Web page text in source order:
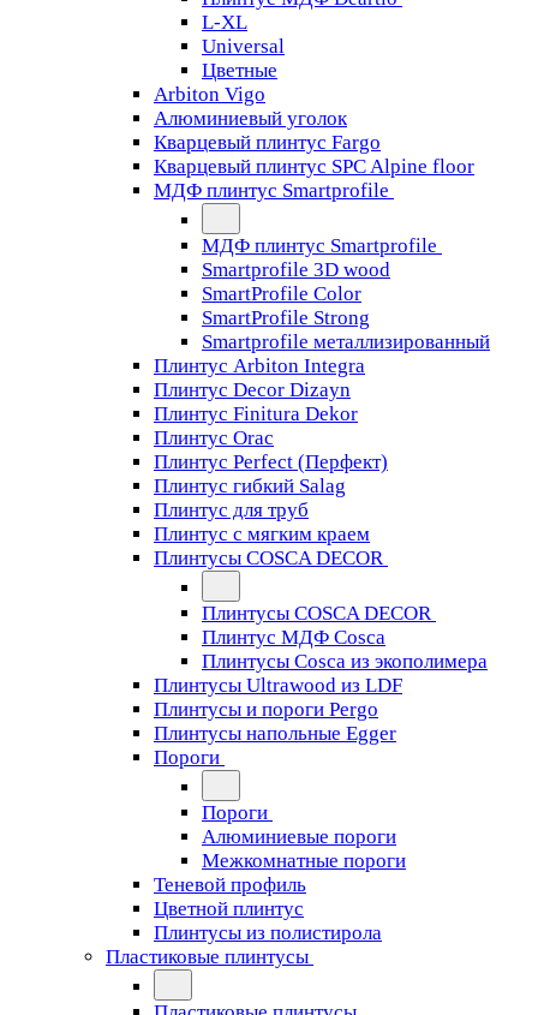
L-XL
Universal
Цветные
Arbiton Vigo
Алюминиевый уголок
Кварцевый плинтус Fargo
Кварцевый плинтус SPC Alpine floor
МДФ плинтус Smartprofile
МДФ плинтус Smartprofile
Smartprofile 3D wood
SmartProfile Color
SmartProfile Strong
Smartprofile металлизированный
Плинтус Arbiton Integra
Плинтус Decor Dizayn
Плинтус Finitura Dekor
Плинтус Orac
Плинтус Perfect (Перфект)
Плинтус гибкий Salag
Плинтус для труб
Плинтус с мягким краем
Плинтусы COSCA DECOR
Плинтусы COSCA DECOR
Плинтус МДФ Cosca
Плинтусы Cosca из экополимера
Плинтусы Ultrawood из LDF
Плинтусы и пороги Pergo
Плинтусы напольные Egger
Пороги
Пороги
Алюминиевые пороги
Межкомнатные пороги
Теневой профиль
Цветной плинтус
Плинтусы из полистирола
Пластиковые плинтусы